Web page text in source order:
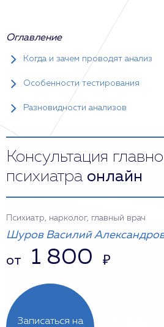
Оглавление
Когда и зачем проводят анализ
Особенности тестирования
Разновидности анализов
Консультация
психиатра онлайн
Записаться на
Психиатр, нарколог, главный врач
Шуров Василий
от 1 800 ₽